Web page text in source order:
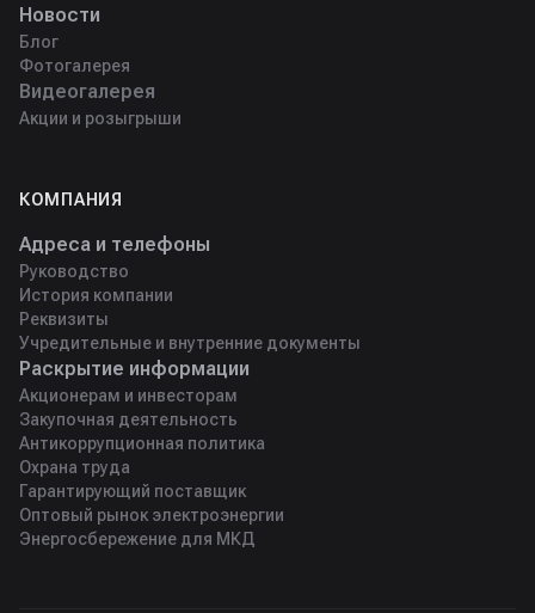
Новости
Блог
Фотогалерея
Видеогалерея
Акции и розыгрыши
КОМПАНИЯ
Адреса и телефоны
Руководство
История компании
Реквизиты
Учредительные и внутренние документы
Раскрытие информации
Акционерам и инвесторам
Закупочная деятельность
Антикоррупционная политика
Охрана труда
Гарантирующий поставщик
Оптовый рынок электроэнергии
Энергосбережение для МКД